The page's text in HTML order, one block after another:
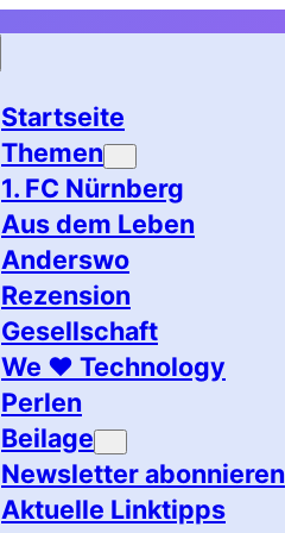
Startseite
Themen
1. FC Nürnberg
Aus dem Leben
Anderswo
Rezension
Gesellschaft
We ♥ Technology
Perlen
Beilage
Newsletter abonnieren
Aktuelle Linktipps